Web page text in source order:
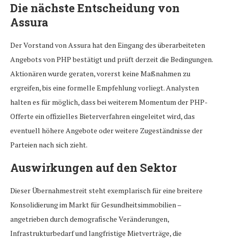
Die nächste Entscheidung von
Assura
Der Vorstand von Assura hat den Eingang des überarbeiteten
Angebots von PHP bestätigt und prüft derzeit die Bedingungen.
Aktionären wurde geraten, vorerst keine Maßnahmen zu
ergreifen, bis eine formelle Empfehlung vorliegt. Analysten
halten es für möglich, dass bei weiterem Momentum der PHP-
Offerte ein offizielles Bieterverfahren eingeleitet wird, das
eventuell höhere Angebote oder weitere Zugeständnisse der
Parteien nach sich zieht.
Auswirkungen auf den Sektor
Dieser Übernahmestreit steht exemplarisch für eine breitere
Konsolidierung im Markt für Gesundheitsimmobilien –
angetrieben durch demografische Veränderungen,
Infrastrukturbedarf und langfristige Mietverträge, die